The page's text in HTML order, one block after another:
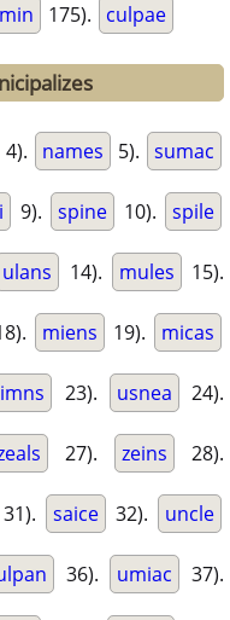
175). culpae
4). names 5). sumac
9). spine 10). spile
ulans 14). mules 15).
miens 19). micas
23). usnea 24).
27). zeins 28).
31). saice 32). uncle
36). umiac 37).